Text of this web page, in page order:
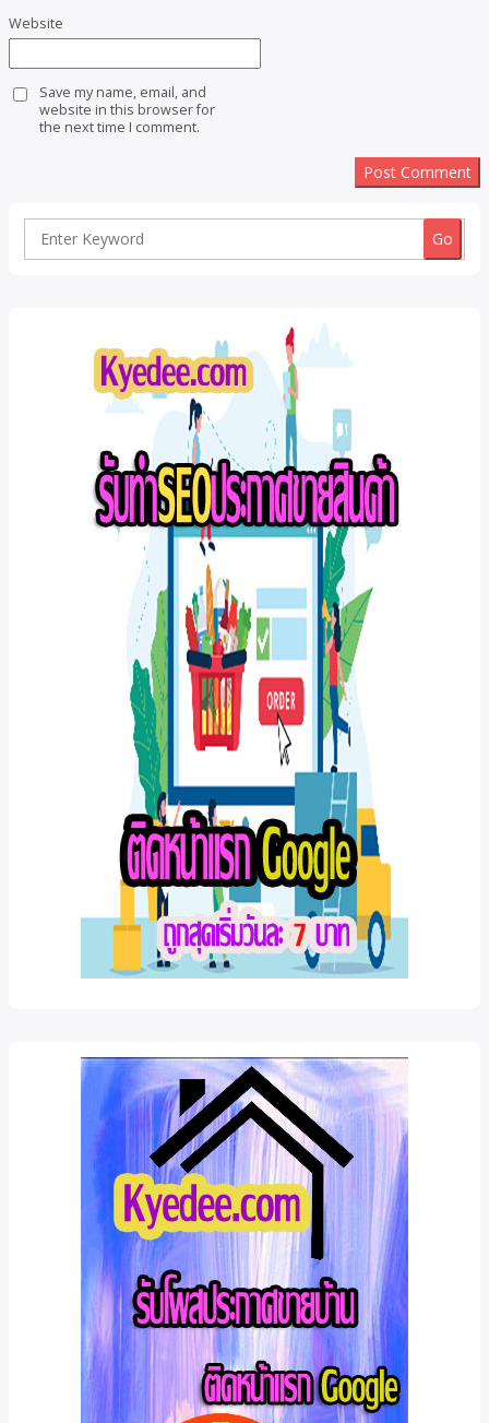
Website
Save my name, email, and
website in this browser for
the next time I comment.
Search